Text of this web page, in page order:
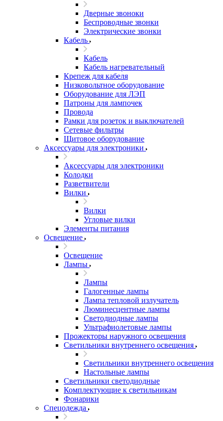
Дверные звоноки
Беспроводные звонки
Электрические звонки
Кабель
Кабель
Кабель нагревательный
Крепеж для кабеля
Низковольтное оборудование
Оборудование для ЛЭП
Патроны для лампочек
Провода
Рамки для розеток и выключателей
Сетевые фильтры
Щитовое оборудование
Аксессуары для электроники
Аксессуары для электроники
Колодки
Разветвители
Вилки
Вилки
Угловые вилки
Элементы питания
Освещение
Освещение
Лампы
Лампы
Галогенные лампы
Лампа тепловой излучатель
Люминесцентные лампы
Светодиодные лампы
Ультрафиолетовые лампы
Прожекторы наружного освещения
Светильники внутреннего освещения
Светильники внутреннего освещения
Настольные лампы
Светильники светодиодные
Комплектующие к светильникам
Фонарики
Спецодежда